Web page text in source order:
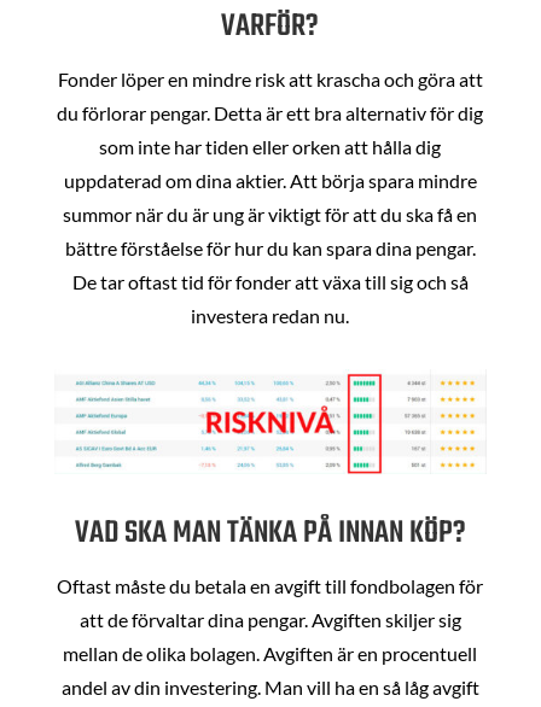
VARFÖR?
Fonder löper en mindre risk att krascha och göra att
du förlorar pengar. Detta är ett bra alternativ för dig
som inte har tiden eller orken att hålla dig
uppdaterad om dina aktier. Att börja spara mindre
summor när du är ung är viktigt för att du ska få en
bättre förståelse för hur du kan spara dina pengar.
De tar oftast tid för fonder att växa till sig och så
investera redan nu.
VAD SKA MAN TÄNKA PÅ INNAN KÖP?
Oftast måste du betala en avgift till fondbolagen för
att de förvaltar dina pengar. Avgiften skiljer sig
mellan de olika bolagen. Avgiften är en procentuell
andel av din investering. Man vill ha en så låg avgift